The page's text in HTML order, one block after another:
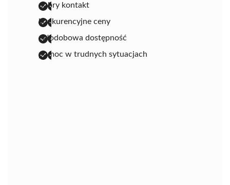
dobry kontakt
konkurencyjne ceny
całodobowa dostępność
pomoc w trudnych sytuacjach